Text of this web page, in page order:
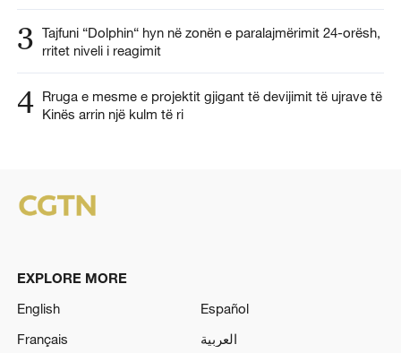
3 Tajfuni “Dolphin“ hyn në zonën e paralajmërimit 24-orësh,
rritet niveli i reagimit
4 Rruga e mesme e projektit gjigant të devijimit të ujrave të
Kinës arrin një kulm të ri
EXPLORE MORE
English
Español
Français
العربية